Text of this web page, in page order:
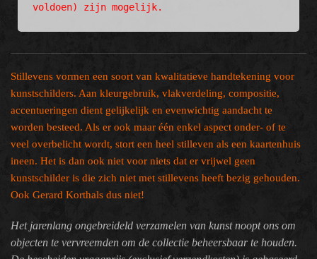
voldoen) zijn mogelijk.
Stillevens vormen een soort van kwalitatieve handtekening voor
kunstschilders. Aan kleurgebruik, vlakverdeling, compositie,
accentueringen dient gelijkelijk en evenwichtig aandacht te
worden besteed. Als er ook maar één enkel aspect onder- of te
veel overbelicht wordt, stort een heel stilleven als een kaartenhuis
ineen. Het is dan ook niet voor niets dat er vrijwel geen
kunstschilder is die zich niet met stillevens heeft bezig gehouden.
Ook Gerard Korthals dus niet!
Het jarenlang ongebreideld verzamelen van kunst noopt ons om
objecten te vervreemden om de collectie beheersbaar te houden.